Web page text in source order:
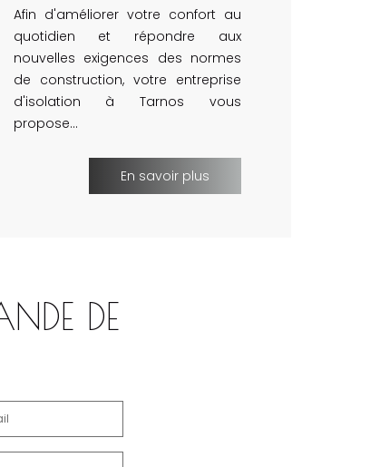
Afin d'améliorer votre confort au
quotidien et répondre aux
nouvelles exigences des normes
de construction, votre entreprise
d'isolation à Tarnos vous
propose…
En savoir plus
DE